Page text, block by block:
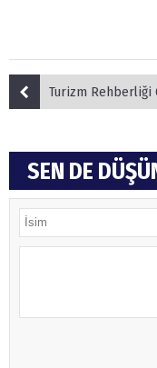
Turizm Rehberliği
SEN DE